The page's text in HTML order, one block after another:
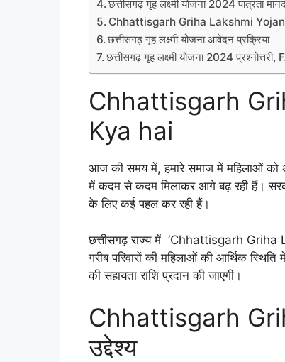
छत्तीसगढ़ गृह लक्ष्मी योजना 2024 पात्रता
Chhattisgarh Griha Lakshmi
छत्तीसगढ़ गृह लक्ष्मी योजना आवेदन प्रक्रिया
छत्तीसगढ़ गृह लक्ष्मी योजना 2024 प्रश्नोत्तरी,
Chhattisgarh
Kya hai
आज की समय में, हमारे समाज में महिलाओं को
में कदम से कदम मिलाकर आगे बढ़ रही हैं।
के लिए कई पहल कर रही हैं।
छत्तीसगढ़ राज्य में ‘Chhattisgarh Griha
गरीब परिवारों की महिलाओं की आर्थिक
की सहायता राशि प्रदान की जाएगी।
Chhattisgarh
उद्देश्य